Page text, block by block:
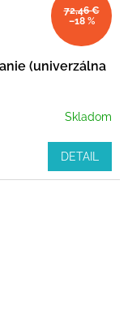
72,46 €
–18 %
(univerzálna
Skladom
DETAIL